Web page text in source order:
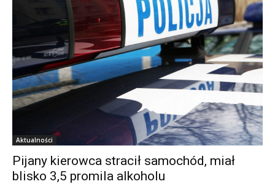
Aktualności
Pijany kierowca stracił samochód, miał
blisko 3,5 promila alkoholu